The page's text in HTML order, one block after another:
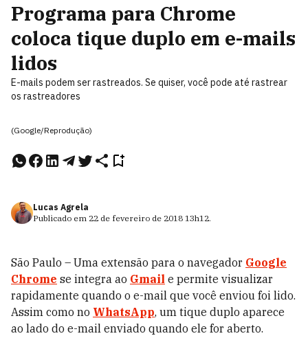
Programa para Chrome
coloca tique duplo em e-mails
lidos
E-mails podem ser rastreados. Se quiser, você pode até rastrear
os rastreadores
(Google/Reprodução)
Lucas Agrela
Publicado em 22 de fevereiro de 2018 13h12.
São Paulo – Uma extensão para o navegador Google
Chrome se integra ao Gmail e permite visualizar
rapidamente quando o e-mail que você enviou foi lido.
Assim como no WhatsApp, um tique duplo aparece
ao lado do e-mail enviado quando ele for aberto.